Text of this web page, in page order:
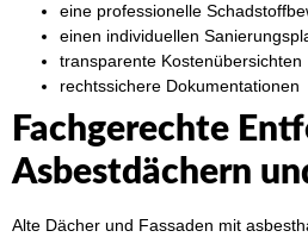
eine professionelle
einen individuellen
transparente Kostenübersichten
rechtssichere Dokumentationen
Fachgerechte
Asbestdächern
Alte Dächer und Fassaden mit